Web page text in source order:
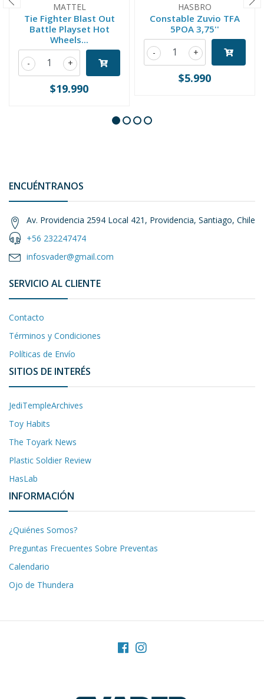
MATTEL
Tie Fighter Blast Out
Battle Playset Hot
Wheels...
+
-
$19.990
HASBRO
Constable Zuvio TFA
5POA 3,75''
+
-
$5.990
ENCUÉNTRANOS
Av. Providencia 2594 Local 421, Providencia, Santiago, Chile
+56 232247474
infosvader@gmail.com
SERVICIO AL CLIENTE
Contacto
Términos y Condiciones
Políticas de Envío
SITIOS DE INTERÉS
JediTempleArchives
Toy Habits
The Toyark News
Plastic Soldier Review
HasLab
INFORMACIÓN
¿Quiénes Somos?
Preguntas Frecuentes Sobre Preventas
Calendario
Ojo de Thundera